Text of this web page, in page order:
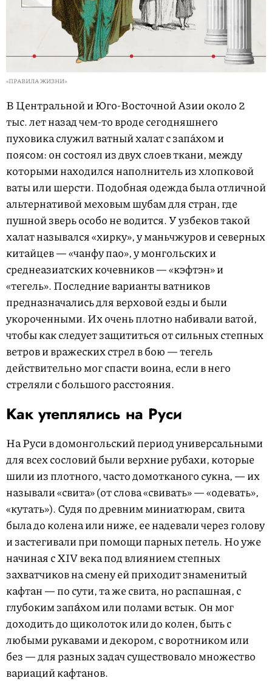
«ПРАВИЛА ЖИЗНИ»
В Центральной и Юго-Восточной Азии около 2
тыс. лет назад чем-то вроде сегодняшнего
пуховика служил ватный халат с запáхом и
поясом: он состоял из двух слоев ткани, между
которыми находился наполнитель из хлопковой
ваты или шерсти. Подобная одежда была отличной
альтернативой меховым шубам для стран, где
пушной зверь особо не водится. У узбеков такой
халат назывался «хирку», у маньчжуров и северных
китайцев — «чанфу пао», у монгольских и
среднеазиатских кочевников — «кэфтэн» и
«тегель». Последние варианты ватников
предназначались для верховой езды и были
укороченными. Их очень плотно набивали ватой,
чтобы как следует защититься от сильных степных
ветров и вражеских стрел в бою — тегель
действительно мог спасти воина, если в него
стреляли с большого расстояния.
Как утеплялись на Руси
На Руси в домонгольский период универсальными
для всех сословий были верхние рубахи, которые
шили из плотного, часто домотканого сукна, — их
называли «свита» (от слова «свивать» — «одевать»,
«кутать»). Судя по древним миниатюрам, свита
была до колена или ниже, ее надевали через голову
и застегивали при помощи парных петель. Но уже
начиная с XIV века под влиянием степных
захватчиков на смену ей приходит знаменитый
кафтан — по сути, та же свита, но распашная, с
глубоким запа́хом или полами встык. Он мог
доходить до щиколоток или до колен, быть с
любыми рукавами и декором, с воротником или
без — для разных задач существовало множество
вариаций кафтанов.